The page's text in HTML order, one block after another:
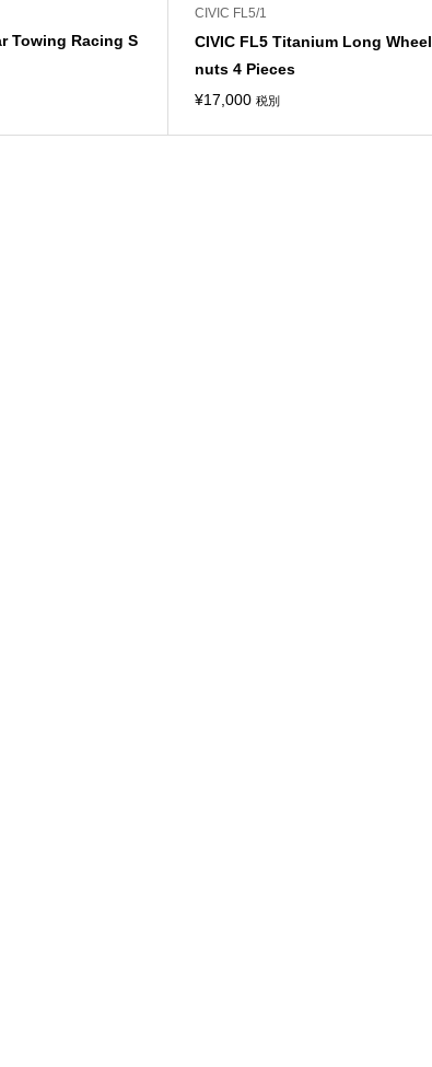
Towing Racing S
CIVIC FL5/1
CIVIC FL5 Titanium Long Wheel
nuts 4 Pieces
¥17,000 税別